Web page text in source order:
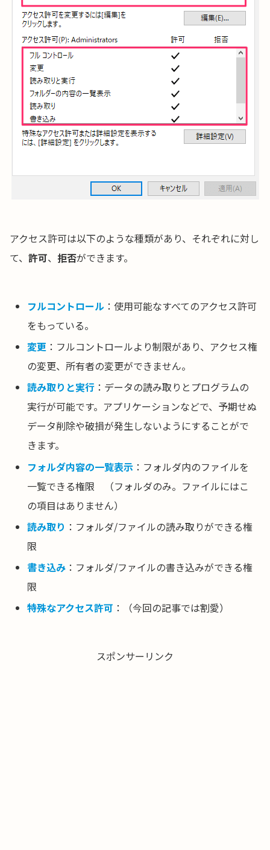
アクセス許可は以下のような種類があり、それぞれに対し
て、 許可、 拒否ができます。
フルコントロール ：使用可能なすべてのアクセス許可
をもっている。
変更 ：フルコントロールより制限があり、アクセス権
の変更、所有者の変更ができません。
読み取りと実行 ：データの読み取りとプログラムの
実行が可能です。アプリケーションなどで、予期せぬ
データ削除や破損が発生しないようにすることがで
きます。
フォルダ内容の一覧表示 ：フォルダ内のファイルを
一覧できる権限 （フォルダのみ。ファイルにはこ
の項目はありません）
読み取り ：フォルダ/ファイルの読み取りができる権
限
書き込み ：フォルダ/ファイルの書き込みができる権
限
特殊なアクセス許可 ：（今回の記事では割愛）
スポンサーリンク